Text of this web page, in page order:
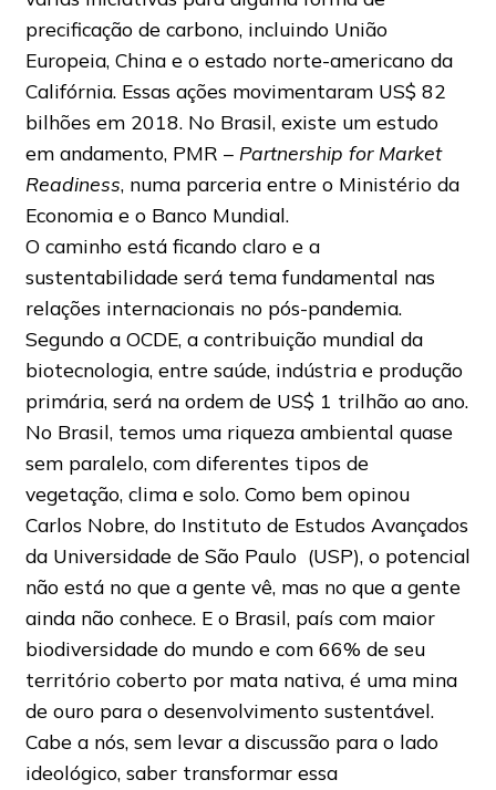
precificação de carbono, incluindo União
Europeia, China e o estado norte-americano da
Califórnia. Essas ações movimentaram US$ 82
bilhões em 2018. No Brasil, existe um estudo
em andamento, PMR – Partnership for Market
Readiness, numa parceria entre o Ministério da
Economia e o Banco Mundial.
O caminho está ficando claro e a
sustentabilidade será tema fundamental nas
relações internacionais no pós-pandemia.
Segundo a OCDE, a contribuição mundial da
biotecnologia, entre saúde, indústria e produção
primária, será na ordem de US$ 1 trilhão ao ano.
No Brasil, temos uma riqueza ambiental quase
sem paralelo, com diferentes tipos de
vegetação, clima e solo. Como bem opinou
Carlos Nobre, do Instituto de Estudos Avançados
da Universidade de São Paulo (USP), o potencial
não está no que a gente vê, mas no que a gente
ainda não conhece. E o Brasil, país com maior
biodiversidade do mundo e com 66% de seu
território coberto por mata nativa, é uma mina
de ouro para o desenvolvimento sustentável.
Cabe a nós, sem levar a discussão para o lado
ideológico, saber transformar essa